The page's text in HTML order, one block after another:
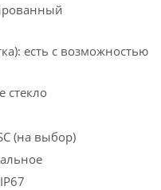
есть с возможностью
стекло
(на выбор)